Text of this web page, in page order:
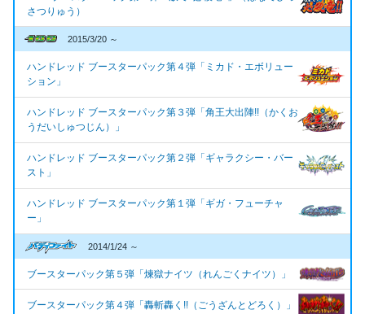
さつりゅう）
2015/3/20 ～
ハンドレッド ブースターパック第４弾「ミカド・エボリュー
ション」
ハンドレッド ブースターパック第３弾「角王大出陣!!（かくお
うだいしゅつじん）」
ハンドレッド ブースターパック第２弾「ギャラクシー・バー
スト」
ハンドレッド ブースターパック第１弾「ギガ・フューチャ
ー」
2014/1/24 ～
ブースターパック第５弾「煉獄ナイツ（れんごくナイツ）」
ブースターパック第４弾「轟斬轟く!!（ごうざんとどろく）」